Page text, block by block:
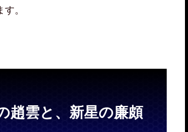
。
趙雲と、新星の廉頗